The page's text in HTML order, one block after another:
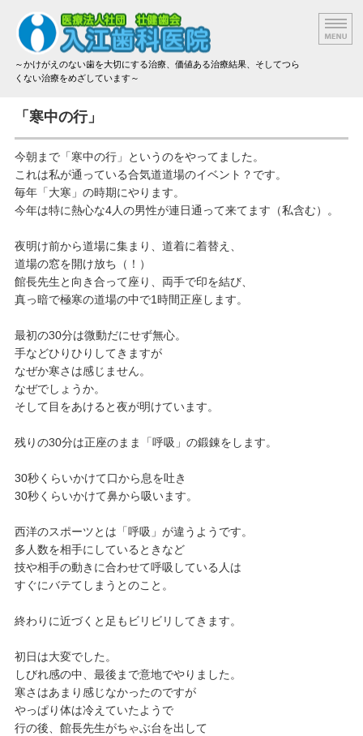
～かけがえのない歯を大切にする治療、価値ある治療結果、そしてつら
くない治療をめざしています～
院長挨拶
設備と技術
治療方法と材料
アクセス
治療費のご案内
「寒中の行」
今朝まで「寒中の行」というのをやってました。
これは私が通っている合気道道場のイベント？です。
毎年「大寒」の時期にやります。
今年は特に熱心な4人の男性が連日通って来てます（私含む）。
夜明け前から道場に集まり、道着に着替え、
道場の窓を開け放ち（！）
館長先生と向き合って座り、両手で印を結び、
真っ暗で極寒の道場の中で1時間正座します。
最初の30分は微動だにせず無心。
手などひりひりしてきますが
なぜか寒さは感じません。
なぜでしょうか。
そして目をあけると夜が明けています。
残りの30分は正座のまま「呼吸」の鍛錬をします。
30秒くらいかけて口から息を吐き
30秒くらいかけて鼻から吸います。
西洋のスポーツとは「呼吸」が違うようです。
多人数を相手にしているときなど
技や相手の動きに合わせて呼吸している人は
すぐにバテてしまうとのこと。
終わりに近づくと足もビリビリしてきます。
初日は大変でした。
しびれ感の中、最後まで意地でやりました。
寒さはあまり感じなかったのですが
やっぱり体は冷えていたようで
行の後、館長先生がちゃぶ台を出して